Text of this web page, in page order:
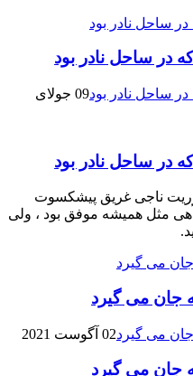
در ساحل نادر بود
09 جولای
در ساحل نادر بود
ناجی غریق پیشکسوت
مثل همیشه موفق بود ، ولی
جان می گیرد
02 آگوست 2021
جان می گیرد